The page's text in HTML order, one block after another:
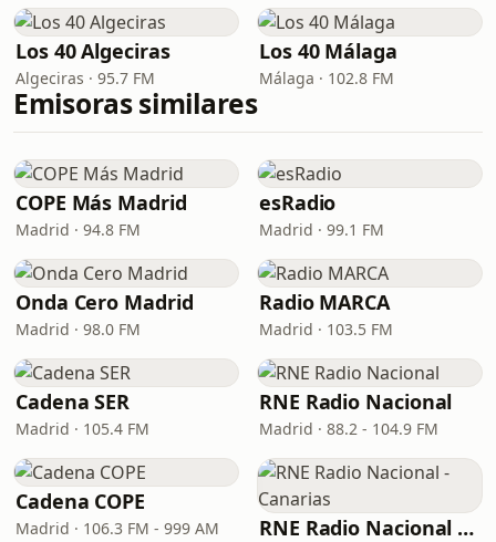
Los 40 Algeciras
Algeciras · 95.7 FM
Los 40 Málaga
Málaga · 102.8 FM
Emisoras similares
COPE Más Madrid
Madrid · 94.8 FM
esRadio
Madrid · 99.1 FM
Onda Cero Madrid
Madrid · 98.0 FM
Radio MARCA
Madrid · 103.5 FM
Cadena SER
Madrid · 105.4 FM
RNE Radio Nacional
Madrid · 88.2 - 104.9 FM
Cadena COPE
Madrid · 106.3 FM - 999 AM RNE Radio Nacional - Canarias